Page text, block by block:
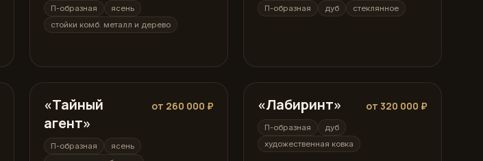
П-образная
ясень
стойки комб. металл и дерево
П-образная дуб стеклянное
П-образная
«Тайный
агент»
от 260 000 ₽
П-образная
ясень
П-образная
«Лабиринт» от 320 000 ₽
П-образная
дуб
художественная ковка